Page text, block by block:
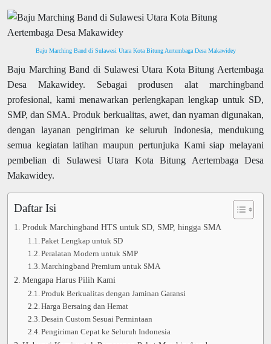
Baju Marching Band di Sulawesi Utara Kota Bitung Aertembaga Desa Makawidey
Baju Marching Band di Sulawesi Utara Kota Bitung Aertembaga
Desa Makawidey. Sebagai produsen alat marchingband
profesional, kami menawarkan perlengkapan lengkap untuk SD,
SMP, dan SMA. Produk berkualitas, awet, dan nyaman digunakan,
dengan layanan pengiriman ke seluruh Indonesia, mendukung
semua kegiatan latihan maupun pertunjuka Kami siap melayani
pembelian di Sulawesi Utara Kota Bitung Aertembaga Desa
Makawidey.
Daftar Isi
Produk Marchingband HTS untuk SD, SMP, hingga SMA
Paket Lengkap untuk SD
Peralatan Modern untuk SMP
Marchingband Premium untuk SMA
Mengapa Harus Pilih Kami
Produk Berkualitas dengan Jaminan Garansi
Harga Bersaing dan Hemat
Desain Custom Sesuai Permintaan
Pengiriman Cepat ke Seluruh Indonesia